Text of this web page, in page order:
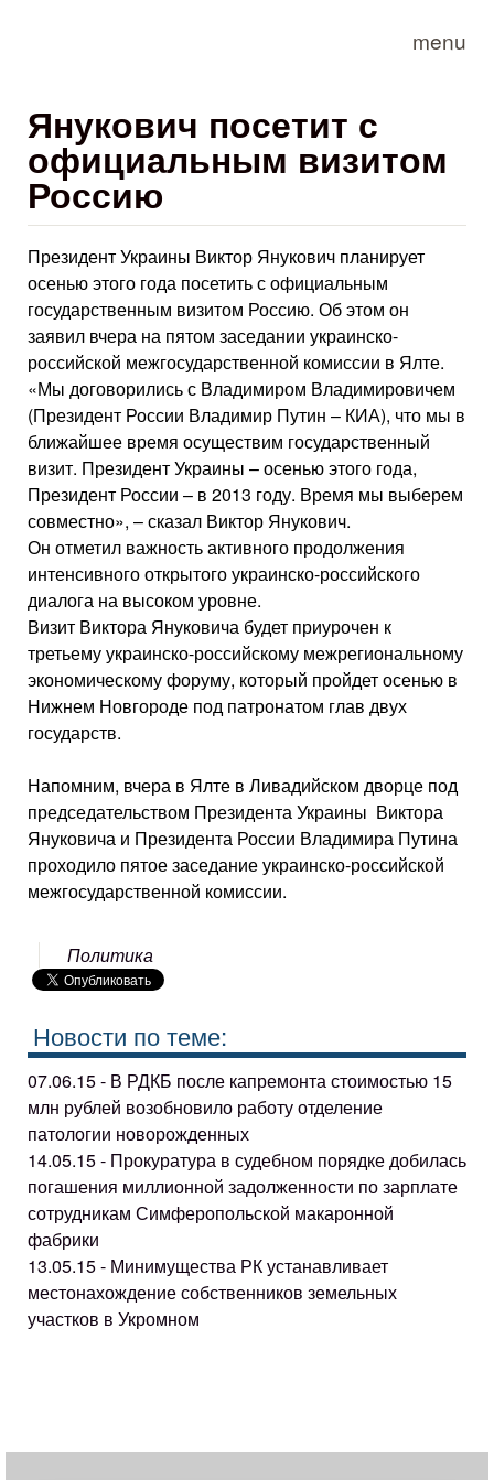
menu
Янукович посетит с
официальным визитом
Россию
Президент Украины Виктор Янукович планирует
осенью этого года посетить с официальным
государственным визитом Россию. Об этом он
заявил вчера на пятом заседании украинско-
российской межгосударственной комиссии в Ялте.
«Мы договорились с Владимиром Владимировичем
(Президент России Владимир Путин – КИА), что мы в
ближайшее время осуществим государственный
визит. Президент Украины – осенью этого года,
Президент России – в 2013 году. Время мы выберем
совместно», – сказал Виктор Янукович.
Он отметил важность активного продолжения
интенсивного открытого украинско-российского
диалога на высоком уровне.
Визит Виктора Януковича будет приурочен к
третьему украинско-российскому межрегиональному
экономическому форуму, который пройдет осенью в
Нижнем Новгороде под патронатом глав двух
государств.
Напомним, вчера в Ялте в Ливадийском дворце под
председательством Президента Украины Виктора
Януковича и Президента России Владимира Путина
проходило пятое заседание украинско-российской
межгосударственной комиссии.
Политика
Новости по теме:
07.06.15 - В РДКБ после капремонта стоимостью 15
млн рублей возобновило работу отделение
патологии новорожденных
14.05.15 - Прокуратура в судебном порядке добилась
погашения миллионной задолженности по зарплате
сотрудникам Симферопольской макаронной
фабрики
13.05.15 - Минимущества РК устанавливает
местонахождение собственников земельных
участков в Укромном